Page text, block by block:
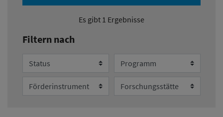
Es gibt 1 Ergebnisse
Filtern nach
Status Programm
Förderinstrument Forschungsstätte